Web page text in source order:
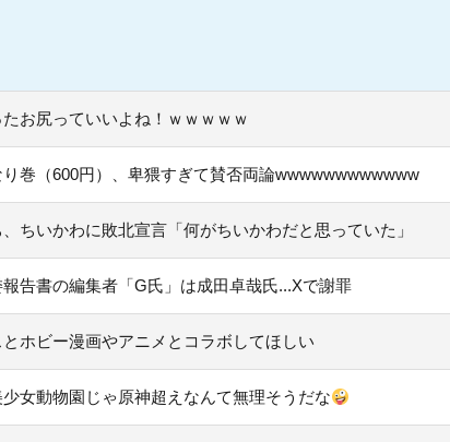
お尻っていいよね！ｗｗｗｗｗ
り巻（600円）、卑猥すぎて賛否両論wwwwwwwwwwww
ちいかわに敗北宣言「何がちいかわだと思っていた」
報告書の編集者「G氏」は成田卓哉氏...Xで謝罪
とホビー漫画やアニメとコラボしてほしい
少女動物園じゃ原神超えなんて無理そうだな